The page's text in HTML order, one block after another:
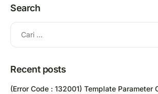
Search
Recent posts
(Error Code : 132001) Template Parameter